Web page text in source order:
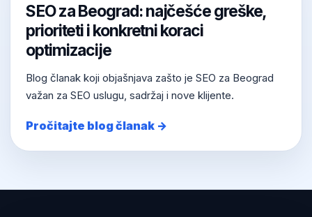
SEO za Beograd: najčešće greške,
prioriteti i konkretni koraci
optimizacije
Blog članak koji objašnjava zašto je SEO za Beograd
važan za SEO uslugu, sadržaj i nove klijente.
Pročitajte blog članak →